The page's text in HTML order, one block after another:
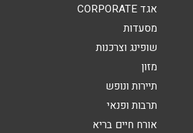
אנא חזרו אלי בקשר ל...
הודעה*
אגד CORPORATE
מסעדות
שופינג וצרכנות
מזון
תיירות ונופש
תרבות ופנאי
אורח חיים בריא